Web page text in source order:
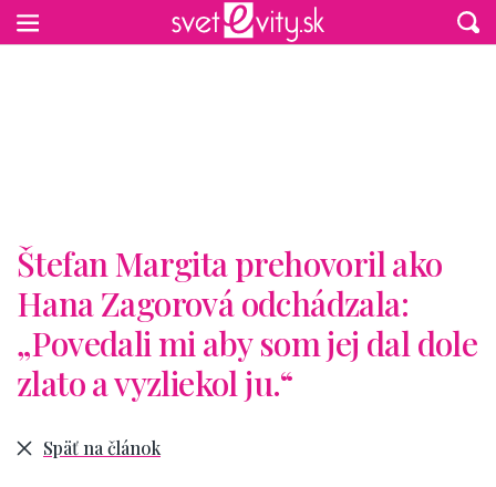
Štefan Margita prehovoril ako
Hana Zagorová odchádzala:
„Povedali mi aby som jej dal dole
zlato a vyzliekol ju.“
Späť na článok